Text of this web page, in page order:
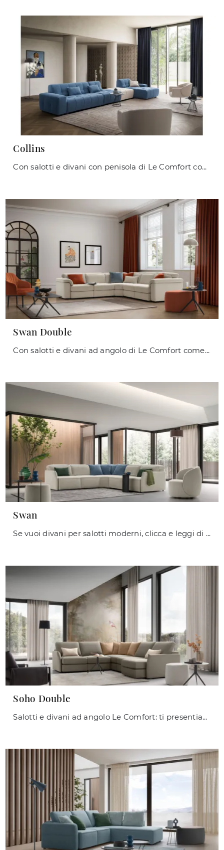
Collins
Con salotti e divani con penisola di Le Comfort come il modello Collins in tessuto, potrai completare il tuo progetto d'arredo.
Swan Double
Con salotti e divani ad angolo di Le Comfort come il modello Swan Double in tessuto, potrai completare il tuo progetto d'arredo.
Swan
Se vuoi divani per salotti moderni, clicca e leggi di più sul modello Swan in tessuto del brand Le Comfort.
Soho Double
Salotti e divani ad angolo Le Comfort: ti presentiamo il modello Soho Double in tessuto per valorizzare la zona giorno.